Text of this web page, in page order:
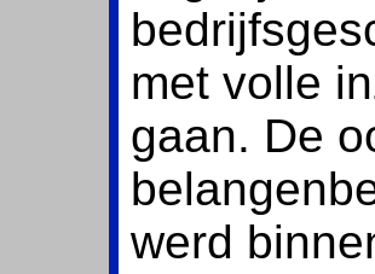
met volle
gaan. De
werd